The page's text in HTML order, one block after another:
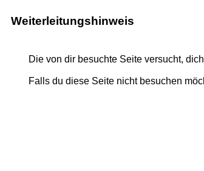
Weiterleitungshinweis
Die von dir besuchte Seite versucht,
Falls du diese Seite nicht besuchen